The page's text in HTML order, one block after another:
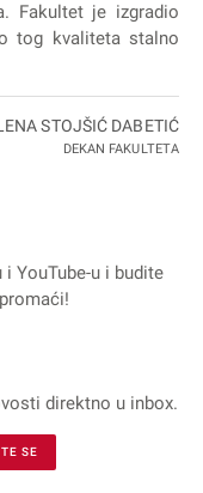
Fakultet je izgradio
tog kvaliteta stalno
STOJŠIĆ DABETIĆ
DEKAN FAKULTETA
i YouTube-u i budite
direktno u inbox.